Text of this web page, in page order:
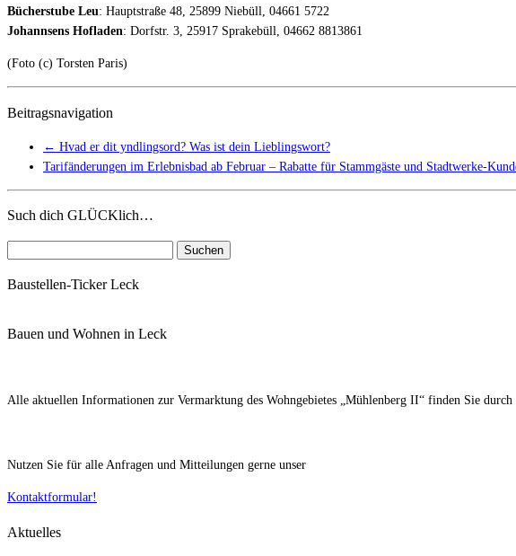
Bücherstube Leu: Hauptstraße 48, 25899 Niebüll, 04661 5722
Johannsens Hofladen: Dorfstr. 3, 25917 Sprakebüll, 04662 8813861
(Foto (c) Torsten Paris)
Beitragsnavigation
← Hvad er dit yndlingsord? Was ist dein Lieblingswort?
Tarifänderungen im Erlebnisbad ab Februar – Rabatte für Stammgäste und Stadtwerke-
Such dich GLÜCKlich…
Baustellen-Ticker Leck
Bauen und Wohnen in Leck
Alle aktuellen Informationen zur Vermarktung des Wohngebietes „Mühlenberg II“ finden Sie
Nutzen Sie für alle Anfragen und Mitteilungen gerne unser
Kontaktformular!
Aktuelles